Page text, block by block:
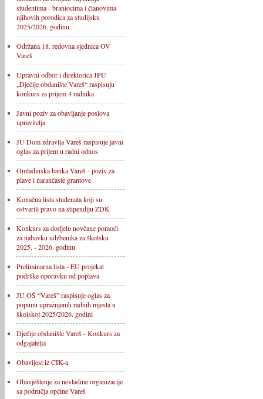
studentima - braniocima i članovima
njihovih porodica za studijsku
2025/2026. godinu
Održana 18. redovna sjednica OV
Vareš
Upravni odbor i direktorica JPU
„Dječije obdanište Vareš“ raspisuju
konkurs za prijem 4 radnika
Javni poziv za obavljanje poslova
upravitelja
JU Dom zdravlja Vareš raspisuje javni
oglas za prijem u radni odnos
Omladinska banka Vareš - poziv za
plave i narančaste grantove
Konačna lista studenata koji su
ostvarili pravo na stipendiju ZDK
Konkurs za dodjelu novčane pomoći
za nabavku udžbenika za školsku
2025. - 2026. godinu
Preliminarna lista - EU projekat
podrške oporavku od poplava
JU OŠ “Vareš” raspisuje oglas za
popunu upražnjenih radnih mjesta u
školskoj 2025/2026. godini
Dječije obdanište Vareš - Konkurs za
odgajatelja
Obavijest iz CIK-a
Obavještenje za nevladine organizacije
sa područja općine Vareš